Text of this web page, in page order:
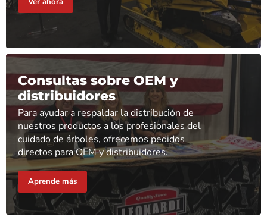
Consultas sobre OEM y
distribuidores
Para ayudar a respaldar la distribución de
nuestros productos a los profesionales del
cuidado de árboles, ofrecemos pedidos
directos para OEM y distribuidores.
Aprende más